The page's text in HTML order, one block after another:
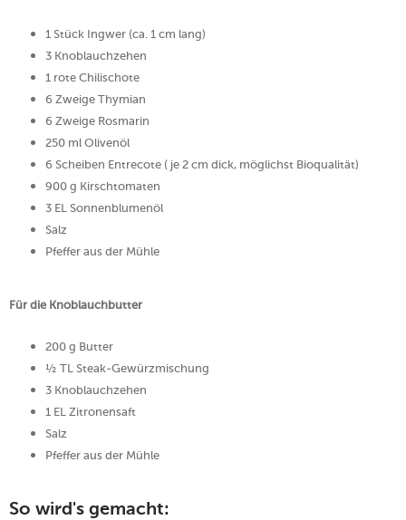
1 Stück Ingwer (ca. 1 cm lang)
3 Knoblauchzehen
1 rote Chilischote
6 Zweige Thymian
6 Zweige Rosmarin
250 ml Olivenöl
6 Scheiben Entrecote ( je 2 cm dick, möglichst Bioqualität)
900 g Kirschtomaten
3 EL Sonnenblumenöl
Salz
Pfeffer aus der Mühle
Für die Knoblauchbutter
200 g Butter
½ TL Steak-Gewürzmischung
3 Knoblauchzehen
1 EL Zitronensaft
Salz
Pfeffer aus der Mühle
So wird's gemacht: